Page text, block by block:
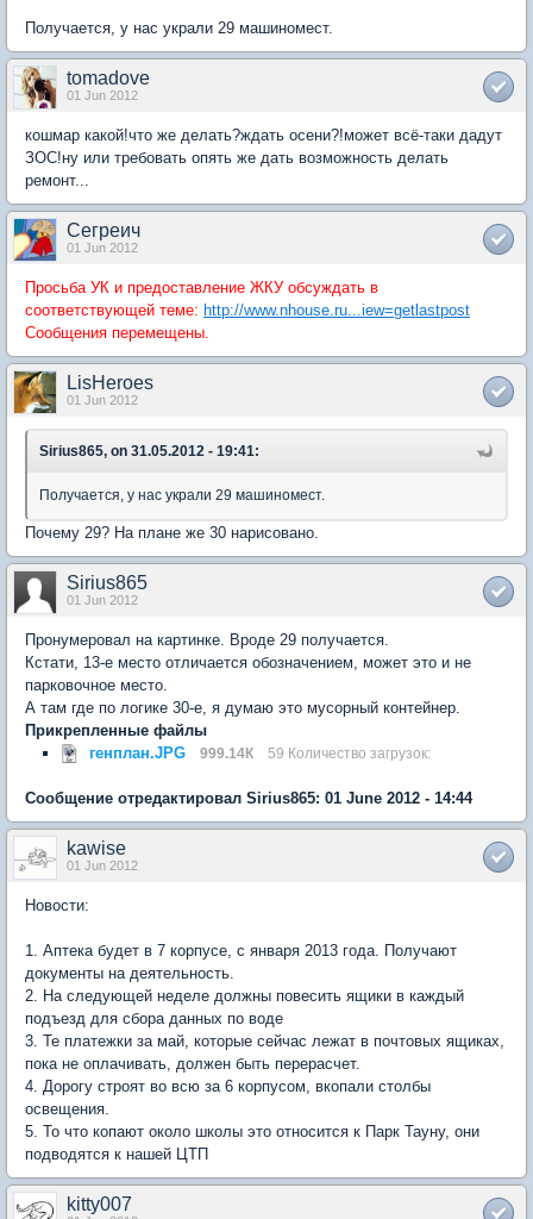
Получается, у нас украли 29 машиномест.
tomadove
01 Jun 2012
кошмар какой!что же делать?ждать осени?!может всё-таки дадут
ЗОС!ну или требовать опять же дать возможность делать
ремонт...
Сегреич
01 Jun 2012
Просьба УК и предоставление ЖКУ обсуждать в
соответствующей теме: http://www.nhouse.ru...iew=getlastpost
Сообщения перемещены.
LisHeroes
01 Jun 2012
Sirius865, on 31.05.2012 - 19:41:
Получается, у нас украли 29 машиномест.
Почему 29? На плане же 30 нарисовано.
Sirius865
01 Jun 2012
Пронумеровал на картинке. Вроде 29 получается.
Кстати, 13-е место отличается обозначением, может это и не
парковочное место.
А там где по логике 30-е, я думаю это мусорный контейнер.
Прикрепленные файлы
генплан.JPG
999.14К 59 Количество загрузок:
Сообщение отредактировал Sirius865: 01 June 2012 - 14:44
kawise
01 Jun 2012
Новости:
1. Аптека будет в 7 корпусе, с января 2013 года. Получают
документы на деятельность.
2. На следующей неделе должны повесить ящики в каждый
подъезд для сбора данных по воде
3. Те платежки за май, которые сейчас лежат в почтовых ящиках,
пока не оплачивать, должен быть перерасчет.
4. Дорогу строят во всю за 6 корпусом, вкопали столбы
освещения.
5. То что копают около школы это относится к Парк Тауну, они
подводятся к нашей ЦТП
kitty007